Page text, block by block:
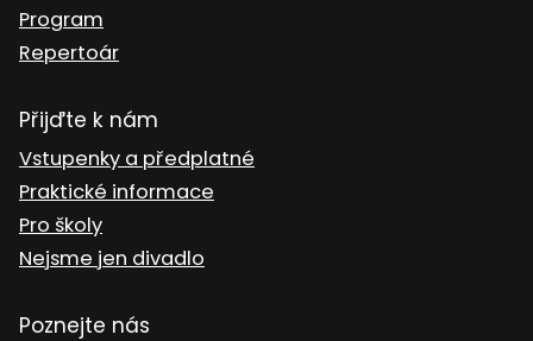
Program
Repertoár
Přijďte k nám
Vstupenky a předplatné
Praktické informace
Pro školy
Nejsme jen divadlo
Poznejte nás